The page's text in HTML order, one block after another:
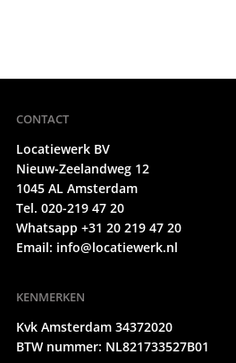
CONTACT
Locatiewerk BV
Nieuw-Zeelandweg 12
1045 AL Amsterdam
Tel. 020-219 47 20
Whatsapp +31 20 219 47 20
Email: info@locatiewerk.nl
KENMERKEN
Kvk Amsterdam 34372020
BTW nummer: NL821733527B01